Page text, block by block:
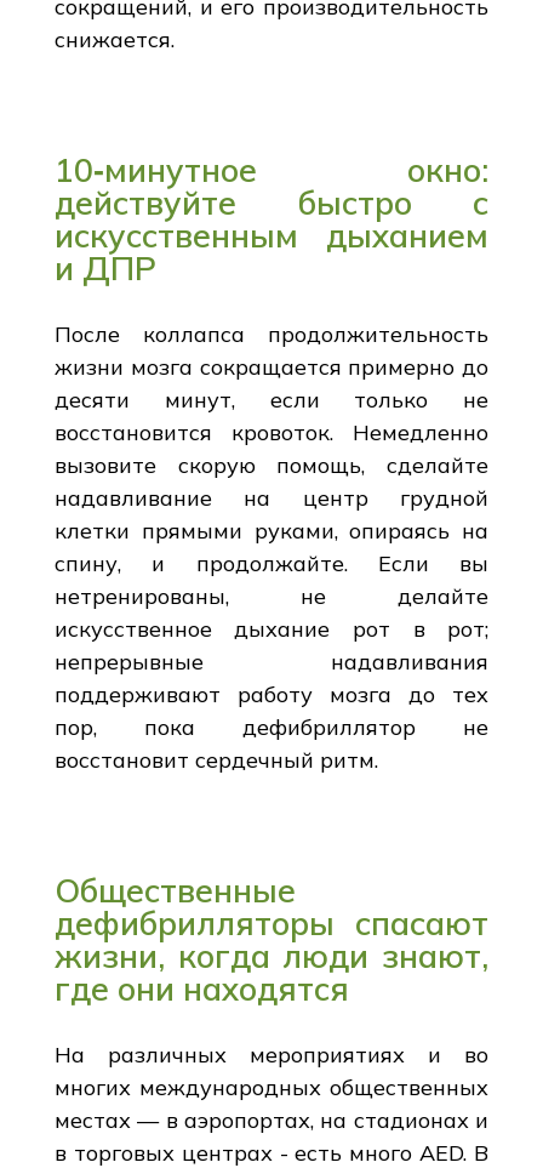
сокращений, и его производительность
снижается.
10‑минутное окно:
действуйте быстро с
искусственным дыханием
и ДПР
После коллапса продолжительность
жизни мозга сокращается примерно до
десяти минут, если только не
восстановится кровоток. Немедленно
вызовите скорую помощь, сделайте
надавливание на центр грудной
клетки прямыми руками, опираясь на
спину, и продолжайте. Если вы
нетренированы, не делайте
искусственное дыхание рот в рот;
непрерывные надавливания
поддерживают работу мозга до тех
пор, пока дефибриллятор не
восстановит сердечный ритм.
Общественные
дефибрилляторы спасают
жизни, когда люди знают,
где они находятся
На различных мероприятиях и во
многих международных общественных
местах — в аэропортах, на стадионах и
в торговых центрах - есть много AED. В